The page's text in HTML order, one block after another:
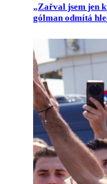
„Zařval jsem jen
gólman odmítá